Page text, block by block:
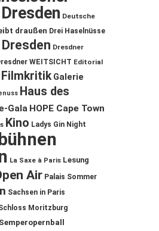
Deutsche
draußen Drei Haselnüsse
Dresden Dresdner
WEITSICHT Editorial
Filmkritik Galerie
Haus des
Gala HOPE Cape Town
Kino Ladys Gin Night
La Saxe à Paris Lesung
Air Palais Sommer
Sachsen in Paris
Moritzburg
Semperopernball